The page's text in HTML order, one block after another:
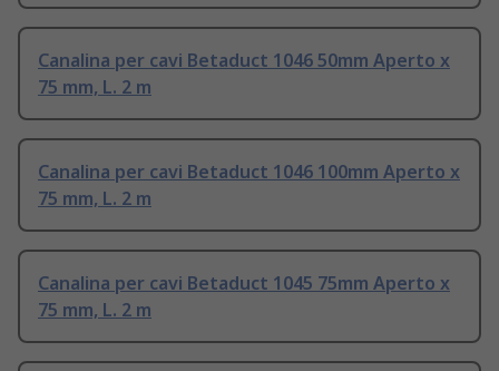
Canalina per cavi Betaduct 1046 50mm Aperto x
75 mm, L. 2 m
Canalina per cavi Betaduct 1046 100mm Aperto x
75 mm, L. 2 m
Canalina per cavi Betaduct 1045 75mm Aperto x
75 mm, L. 2 m